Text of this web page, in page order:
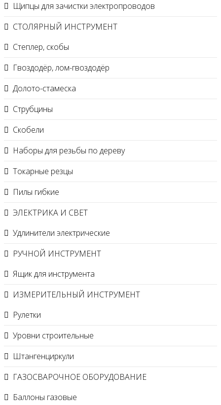
Щипцы для зачистки электропроводов
СТОЛЯРНЫЙ ИНСТРУМЕНТ
Степлер, скобы
Гвоздодёр, лом-гвоздодёр
Долото-стамеска
Струбцины
Скобели
Наборы для резьбы по дереву
Токарные резцы
Пилы гибкие
ЭЛЕКТРИКА И СВЕТ
Удлинители электрические
РУЧНОЙ ИНСТРУМЕНТ
Ящик для инструмента
ИЗМЕРИТЕЛЬНЫЙ ИНСТРУМЕНТ
Рулетки
Уровни строительные
Штангенциркули
ГАЗОСВАРОЧНОЕ ОБОРУДОВАНИЕ
Баллоны газовые